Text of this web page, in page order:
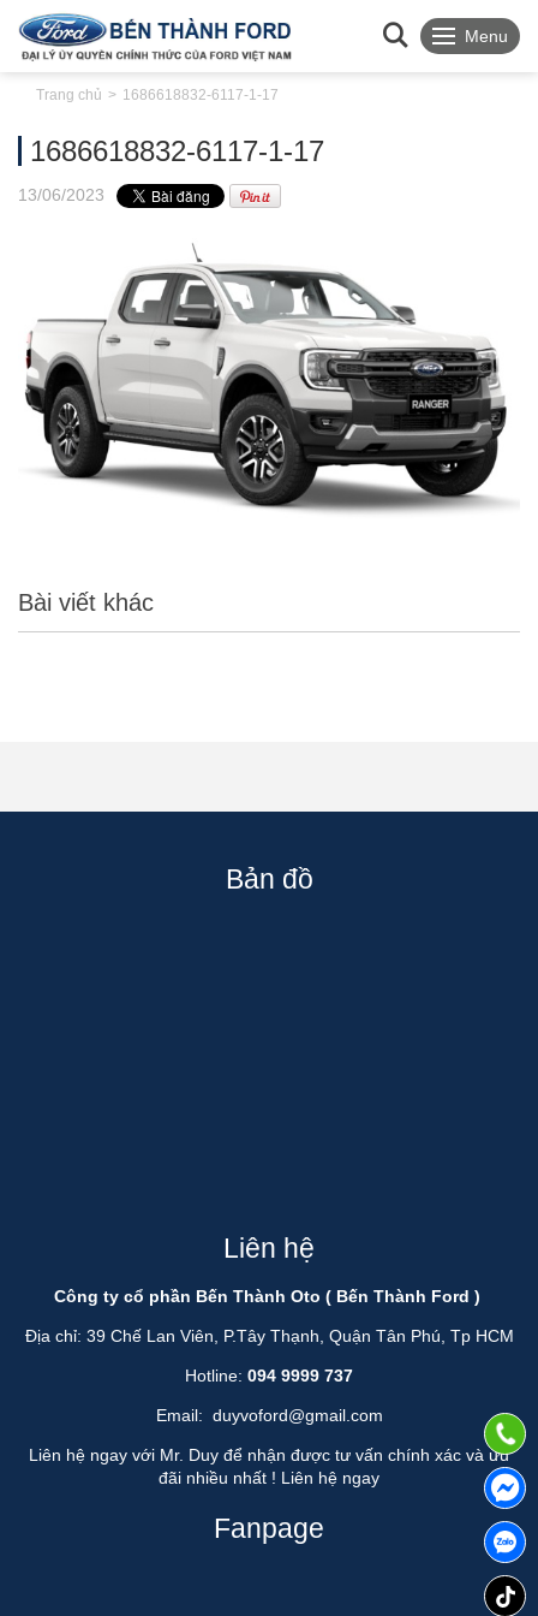
Menu
Trang chủ 1686618832-6117-1-17
1686618832-6117-1-17
13/06/2023
Bài viết khác
Bản đồ
Liên hệ
Công ty cổ phần Bến Thành Oto ( Bến Thành Ford )
Địa chỉ: 39 Chế Lan Viên, P.Tây Thạnh, Quận Tân Phú, Tp HCM
Hotline: 094 9999 737
Email: duyvoford@gmail.com
Liên hệ ngay với Mr. Duy để nhận được tư vấn chính xác và ưu
đãi nhiều nhất ! Liên hệ ngay
Fanpage